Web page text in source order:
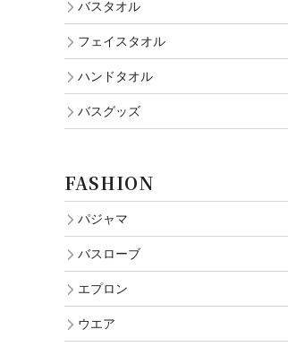
バスタオル
フェイスタオル
ハンドタオル
バスグッズ
FASHION
パジャマ
バスローブ
エプロン
ウエア